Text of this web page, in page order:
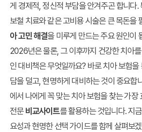
게 경제적, 정신적 부담을 안겨주곤 합니다.
보철 치료와 같은 고비용 시술은 큰 목돈을
아 고민 해결을 미루게 만드는 주요 원인이
2026년은 물론, 그 이후까지 건강한 치아
인 대비책은 무엇일까요? 바로 치아 보험을
담을 덜고, 현명하게 대비하는 것이 중요합
에서 나에게 꼭 맞는 치아 보험을 찾는 가장
전문비교사이트를 활용하는 것입니다. 지
요성과 현명한 선택 가이드를 함께 살펴보